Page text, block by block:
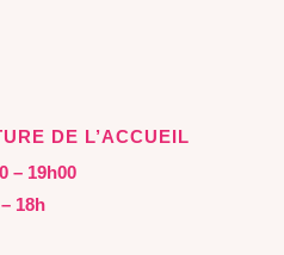
DE L’ACCUEIL
– 19h00
18h